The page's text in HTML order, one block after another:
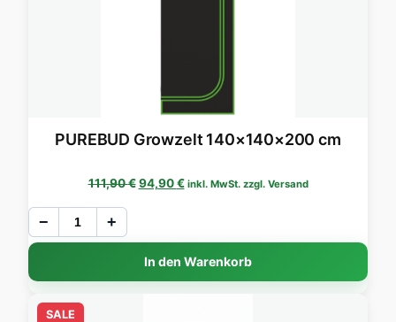
PUREBUD Growzelt 140×140×200 cm
111,90€ Ursprünglicher Preis war: 111,90 €
94,90€Aktueller Preis ist: 94,90 €.
inkl. MwSt. zzgl. Versand
− +
In den Warenkorb
SALE